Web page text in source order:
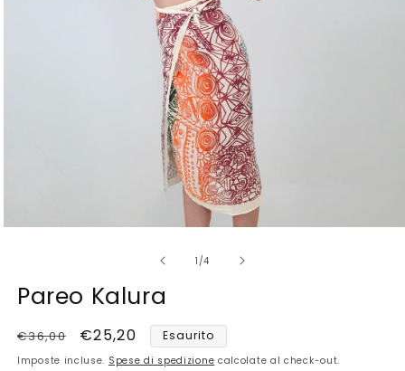
finestra
1 /su
4
Pareo Kalura
Prezzo
di
€36,00
Prezzo
scontato
€25,20 Esaurito
Imposte incluse. Spese di spedizione calcolate al check-out.